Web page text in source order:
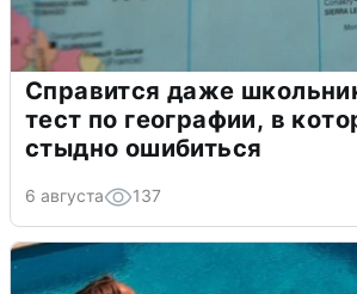
Справится даже
тест по географии, в
стыдно ошибиться
6 августа 137